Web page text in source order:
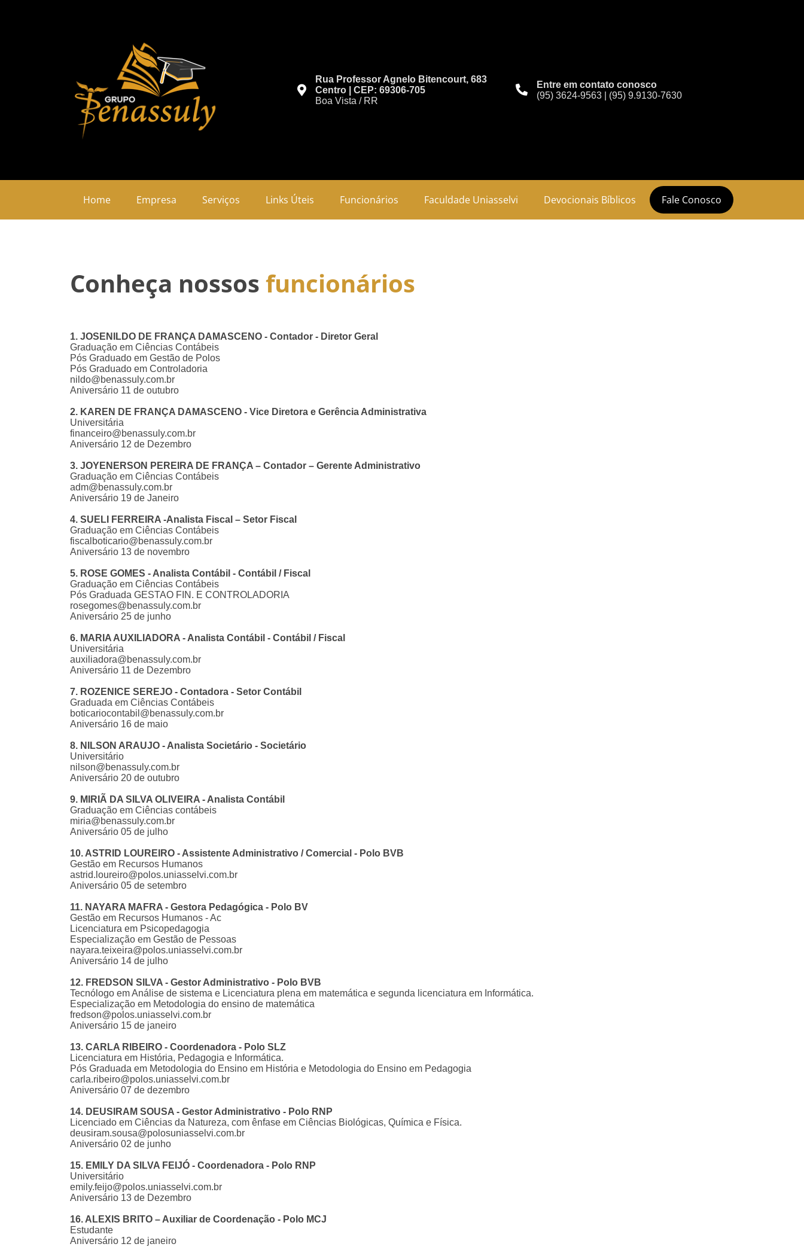
Rua Professor Agnelo Bitencourt, 683
Centro | CEP: 69306-705
Boa Vista / RR
Entre em contato conosco
(95) 3624-9563 | (95) 9.9130-7630
Home Empresa Serviços Links Úteis Funcionários Faculdade Uniasselvi Devocionais Bíblicos Fale Conosco
Conheça nossos funcionários
1. JOSENILDO DE FRANÇA DAMASCENO - Contador - Diretor Geral
Graduação em Ciências Contábeis
Pós Graduado em Gestão de Polos
Pós Graduado em Controladoria
nildo@benassuly.com.br
Aniversário 11 de outubro
2. KAREN DE FRANÇA DAMASCENO - Vice Diretora e Gerência Administrativa
Universitária
financeiro@benassuly.com.br
Aniversário 12 de Dezembro
3. JOYENERSON PEREIRA DE FRANÇA – Contador – Gerente Administrativo
Graduação em Ciências Contábeis
adm@benassuly.com.br
Aniversário 19 de Janeiro
4. SUELI FERREIRA -Analista Fiscal – Setor Fiscal
Graduação em Ciências Contábeis
fiscalboticario@benassuly.com.br
Aniversário 13 de novembro
5. ROSE GOMES - Analista Contábil - Contábil / Fiscal
Graduação em Ciências Contábeis
Pós Graduada GESTAO FIN. E CONTROLADORIA
rosegomes@benassuly.com.br
Aniversário 25 de junho
6. MARIA AUXILIADORA - Analista Contábil - Contábil / Fiscal
Universitária
auxiliadora@benassuly.com.br
Aniversário 11 de Dezembro
7. ROZENICE SEREJO - Contadora - Setor Contábil
Graduada em Ciências Contábeis
boticariocontabil@benassuly.com.br
Aniversário 16 de maio
8. NILSON ARAUJO - Analista Societário - Societário
Universitário
nilson@benassuly.com.br
Aniversário 20 de outubro
9. MIRIÃ DA SILVA OLIVEIRA - Analista Contábil
Graduação em Ciências contábeis
miria@benassuly.com.br
Aniversário 05 de julho
10. ASTRID LOUREIRO - Assistente Administrativo / Comercial - Polo BVB
Gestão em Recursos Humanos
astrid.loureiro@polos.uniasselvi.com.br
Aniversário 05 de setembro
11. NAYARA MAFRA - Gestora Pedagógica - Polo BV
Gestão em Recursos Humanos - Ac
Licenciatura em Psicopedagogia
Especialização em Gestão de Pessoas
nayara.teixeira@polos.uniasselvi.com.br
Aniversário 14 de julho
12. FREDSON SILVA - Gestor Administrativo - Polo BVB
Tecnólogo em Análise de sistema e Licenciatura plena em matemática e segunda licenciatura em Informática.
Especialização em Metodologia do ensino de matemática
fredson@polos.uniasselvi.com.br
Aniversário 15 de janeiro
13. CARLA RIBEIRO - Coordenadora - Polo SLZ
Licenciatura em História, Pedagogia e Informática.
Pós Graduada em Metodologia do Ensino em História e Metodologia do Ensino em Pedagogia
carla.ribeiro@polos.uniasselvi.com.br
Aniversário 07 de dezembro
14. DEUSIRAM SOUSA - Gestor Administrativo - Polo RNP
Licenciado em Ciências da Natureza, com ênfase em Ciências Biológicas, Química e Física.
deusiram.sousa@polosuniasselvi.com.br
Aniversário 02 de junho
15. EMILY DA SILVA FEIJÓ - Coordenadora - Polo RNP
Universitário
emily.feijo@polos.uniasselvi.com.br
Aniversário 13 de Dezembro
16. ALEXIS BRITO – Auxiliar de Coordenação - Polo MCJ
Estudante
Aniversário 12 de janeiro